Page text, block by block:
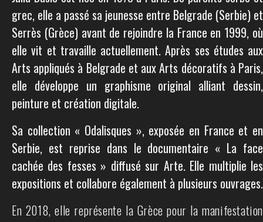
grec, elle a passé sa jeunesse entre Belgrade (Serbie) et
Serrès (Grèce) avant de rejoindre la France en 1999, où
elle vit et travaille actuellement. Après ses études aux
Arts appliqués à Belgrade et aux Arts décoratifs à Paris,
elle développe un graphisme original alliant dessin,
peinture et création digitale.
Sa collection « Odalisques », exposée en France et en
Serbie, est reprise dans le documentaire « La face
cachée des fesses » diffusé sur Arte. Elle multiplie les
expositions et collabore également à plusieurs ouvrages.
En 2018, elle représente la Grèce pour la manifestation